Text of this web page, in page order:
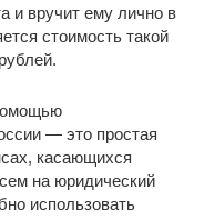
и вручит ему лично в
стоимость такой
— это простая
касающихся
на юридический
использовать